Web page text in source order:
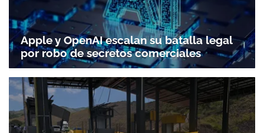
Apple y OpenAI escalan su batalla legal
por robo de secretos comerciales